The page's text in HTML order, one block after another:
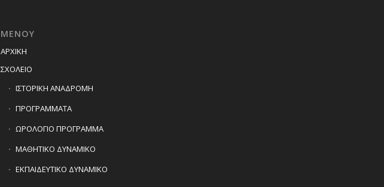
ΜΕΝΟΥ
ΑΡΧΙΚΗ
ΣΧΟΛΕΙΟ
ΙΣΤΟΡΙΚΗ ΑΝΑΔΡΟΜΗ
ΠΡΟΓΡΑΜΜΑΤΑ
ΩΡΟΛΟΓΙΟ ΠΡΟΓΡΑΜΜΑ
ΜΑΘΗΤΙΚΟ ΔΥΝΑΜΙΚΟ
ΕΚΠΑΙΔΕΥΤΙΚΟ ΔΥΝΑΜΙΚΟ